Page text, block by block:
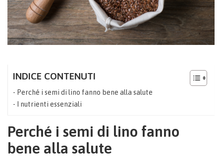
INDICE CONTENUTI
Perché i semi di lino fanno bene alla salute
I nutrienti essenziali
Perché i semi di lino fanno
bene alla salute